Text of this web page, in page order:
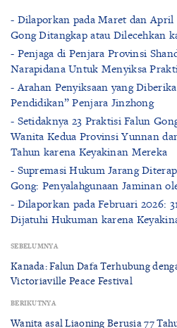
- Dilaporkan pada Maret dan April
Gong Ditangkap atau Dilecehkan
- Penjaga di Penjara Provinsi
Narapidana Untuk Menyiksa
- Arahan Penyiksaan yang
Pendidikan” Penjara Jinzhong
- Setidaknya 23 Praktisi Falun
Wanita Kedua Provinsi Yunnan
Tahun karena Keyakinan Mereka
- Supremasi Hukum Jarang
Gong: Penyalahgunaan Jaminan
- Dilaporkan pada Februari 2026:
Dijatuhi Hukuman karena
SEBELUMNYA
Kanada: Falun Dafa Terhubung
Victoriaville Peace Festival
BERIKUTNYA
Wanita asal Liaoning Berusia 77